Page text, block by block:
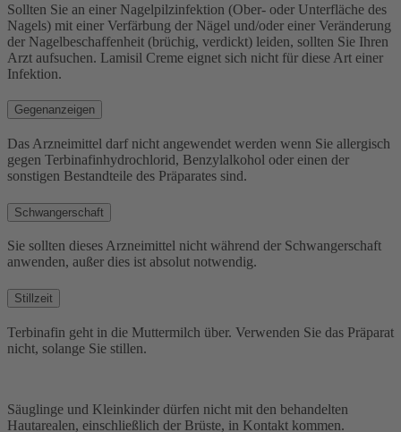
Sollten Sie an einer Nagelpilzinfektion (Ober- oder Unterfläche des
Nagels) mit einer Verfärbung der Nägel und/oder einer Veränderung
der Nagelbeschaffenheit (brüchig, verdickt) leiden, sollten Sie Ihren
Arzt aufsuchen. Lamisil Creme eignet sich nicht für diese Art einer
Infektion.
Gegenanzeigen
Das Arzneimittel darf nicht angewendet werden wenn Sie allergisch
gegen Terbinafinhydrochlorid, Benzylalkohol oder einen der
sonstigen Bestandteile des Präparates sind.
Schwangerschaft
Sie sollten dieses Arzneimittel nicht während der Schwangerschaft
anwenden, außer dies ist absolut notwendig.
Stillzeit
Terbinafin geht in die Muttermilch über. Verwenden Sie das Präparat
nicht, solange Sie stillen.
Säuglinge und Kleinkinder dürfen nicht mit den behandelten
Hautarealen, einschließlich der Brüste, in Kontakt kommen.